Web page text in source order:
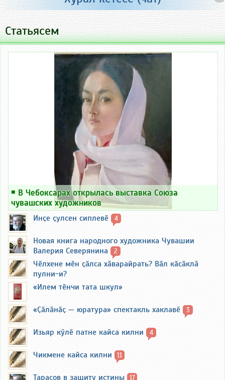
Статьясем
￭ В Чебоксарах открылась выставка Союза
чувашских художников
Инҫе ҫулсен сиплевӗ 4
Новая книга народного художника Чувашии
Валерия Северянина
2
Чӗлхене мӗн ҫӑлса хӑварайрать? Вӑл кӑсӑклӑ
пулни-и?
«Илем тӗнчи тата шкул»
«Ҫӑлӑнӑҫ — юратура» спектакль хаклавӗ 3
Изьяр кӳлӗ патне кайса килни 4
Чикмене кайса килни 11
Тарасов в защиту истины 17